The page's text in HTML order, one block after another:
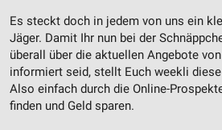
Es steckt doch in jedem von uns ein
Jäger. Damit Ihr nun bei der
überall über die aktuellen Angebote
informiert seid, stellt Euch weekli
Also einfach durch die Online-
finden und Geld sparen.